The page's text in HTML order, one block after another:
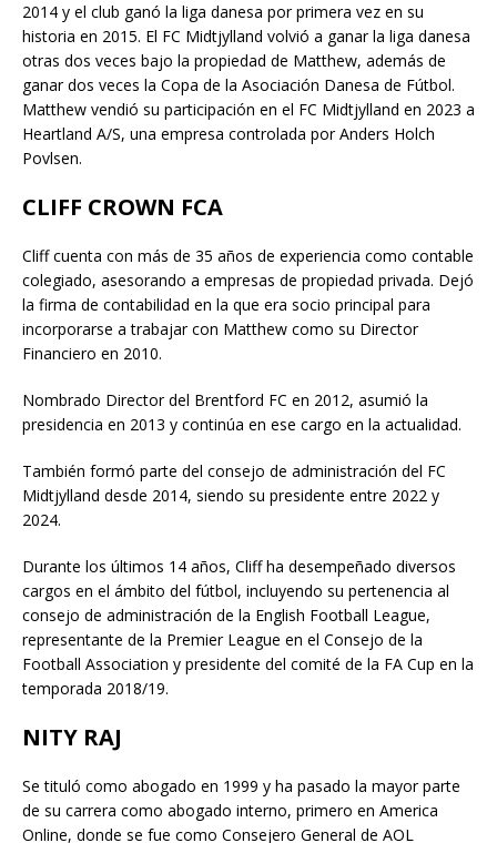
2014 y el club ganó la liga danesa por primera vez en su
historia en 2015. El FC Midtjylland volvió a ganar la liga danesa
otras dos veces bajo la propiedad de Matthew, además de
ganar dos veces la Copa de la Asociación Danesa de Fútbol.
Matthew vendió su participación en el FC Midtjylland en 2023 a
Heartland A/S, una empresa controlada por Anders Holch
Povlsen.
CLIFF CROWN FCA
Cliff cuenta con más de 35 años de experiencia como contable
colegiado, asesorando a empresas de propiedad privada. Dejó
la firma de contabilidad en la que era socio principal para
incorporarse a trabajar con Matthew como su Director
Financiero en 2010.
Nombrado Director del Brentford FC en 2012, asumió la
presidencia en 2013 y continúa en ese cargo en la actualidad.
También formó parte del consejo de administración del FC
Midtjylland desde 2014, siendo su presidente entre 2022 y
2024.
Durante los últimos 14 años, Cliff ha desempeñado diversos
cargos en el ámbito del fútbol, incluyendo su pertenencia al
consejo de administración de la English Football League,
representante de la Premier League en el Consejo de la
Football Association y presidente del comité de la FA Cup en la
temporada 2018/19.
NITY RAJ
Se tituló como abogado en 1999 y ha pasado la mayor parte
de su carrera como abogado interno, primero en America
Online, donde se fue como Consejero General de AOL